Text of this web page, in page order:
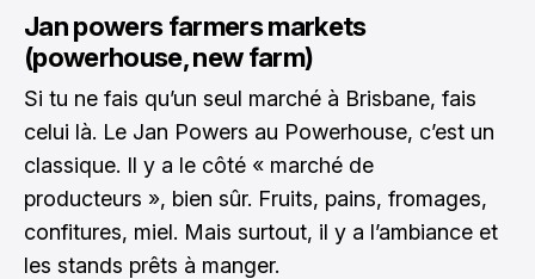
Jan powers farmers markets
(powerhouse, new farm)
Si tu ne fais qu’un seul marché à Brisbane, fais
celui là. Le Jan Powers au Powerhouse, c’est un
classique. Il y a le côté « marché de
producteurs », bien sûr. Fruits, pains, fromages,
confitures, miel. Mais surtout, il y a l’ambiance et
les stands prêts à manger.